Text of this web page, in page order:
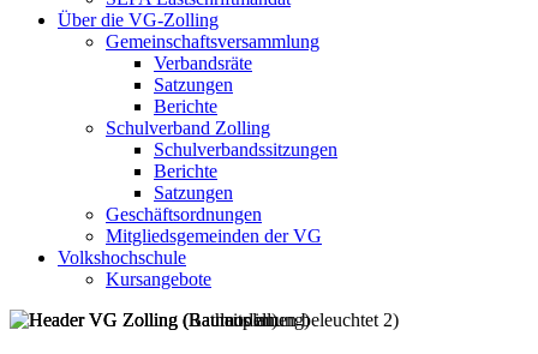
Über die VG-Zolling
Gemeinschaftsversammlung
Verbandsräte
Satzungen
Berichte
Schulverband Zolling
Schulverbandssitzungen
Berichte
Satzungen
Geschäftsordnungen
Mitgliedsgemeinden der VG
Volkshochschule
Kursangebote